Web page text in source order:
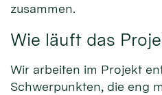
zusammen.
Wie läuft das
Wir arbeiten im Projekt
Schwerpunkten, die eng